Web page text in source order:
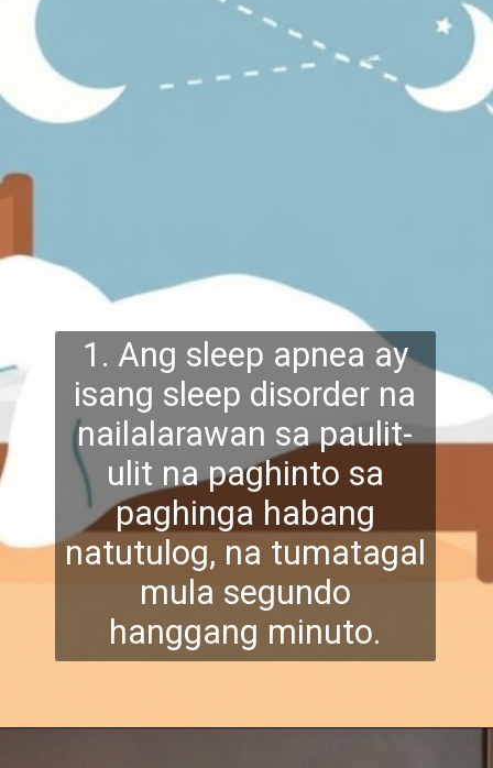
1. Ang sleep apnea ay
isang sleep disorder na
nailalarawan sa paulit-
ulit na paghinto sa
paghinga habang
natutulog, na tumataga
mula segundo
hanggang minuto.